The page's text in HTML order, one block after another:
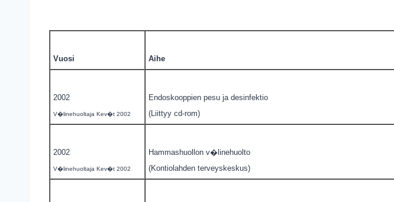
Vuosi Aihe
2002
V�linehuoltaja Kev�t 2002
Endoskooppien pesu ja desinfektio
(Liittyy cd-rom)
2002
V�linehuoltaja Kev�t 2002
Hammashuollon v�linehuolto
(Kontiolahden terveyskeskus)